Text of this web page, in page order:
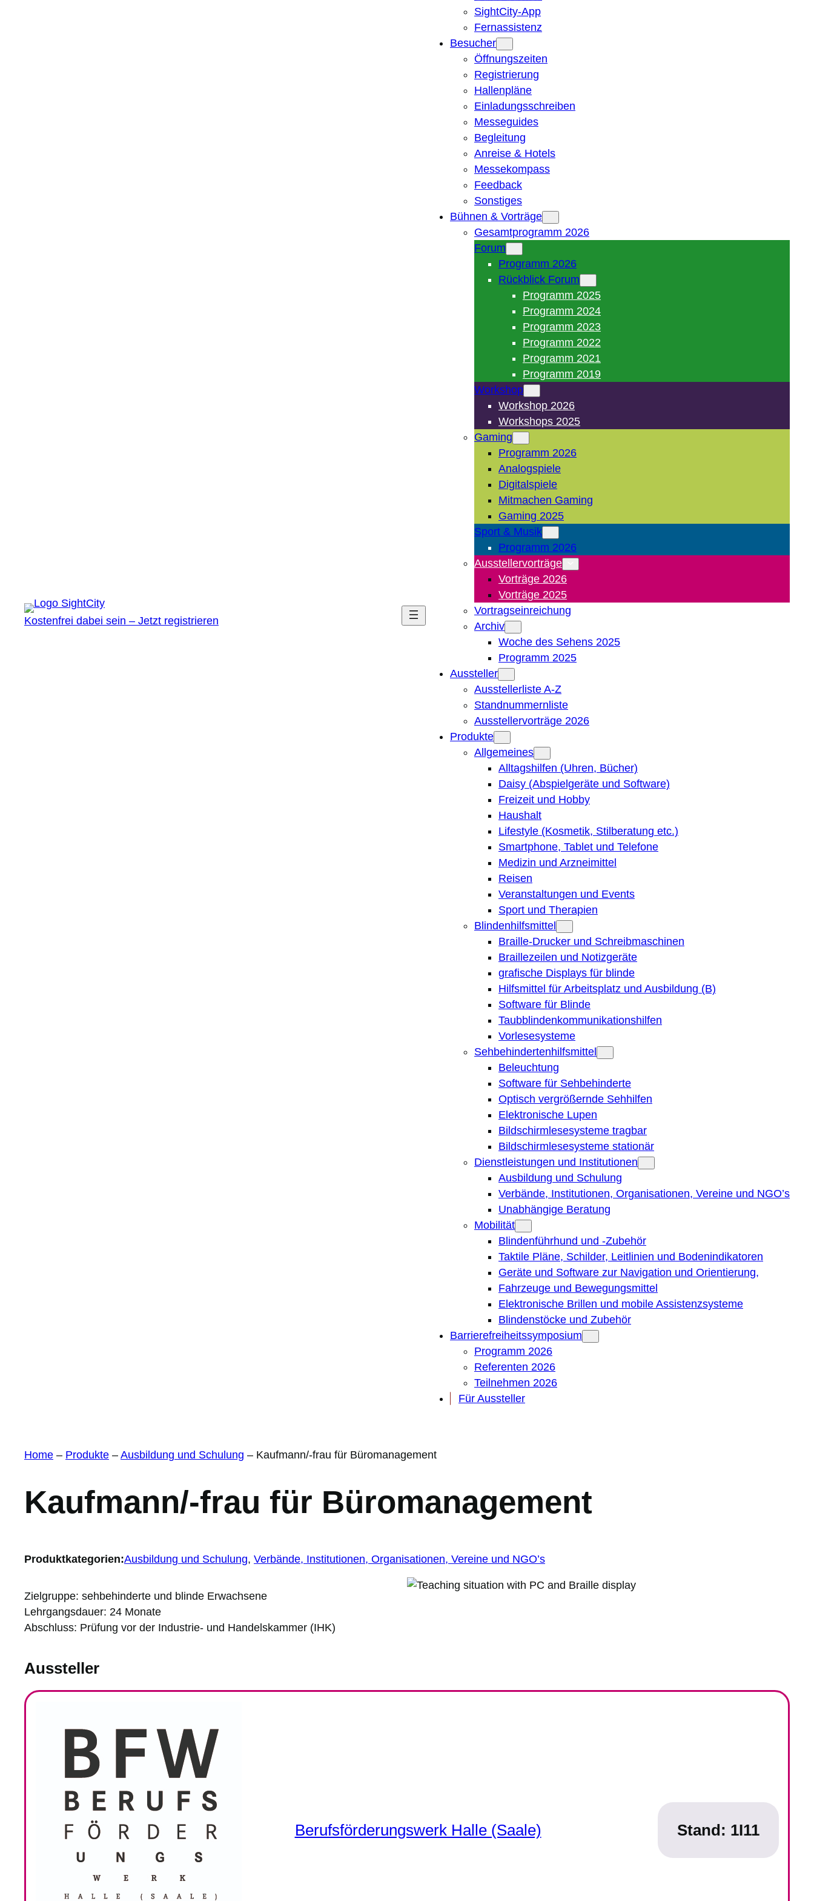
Kostenfrei dabei sein – Jetzt registrieren
SightCity-App
Fernassistenz
Besucher
Öffnungszeiten
Registrierung
Hallenpläne
Einladungsschreiben
Messeguides
Begleitung
Anreise & Hotels
Messekompass
Feedback
Sonstiges
Bühnen & Vorträge
Gesamtprogramm 2026
Forum
Programm 2026
Rückblick Forum
Programm 2025
Programm 2024
Programm 2023
Programm 2022
Programm 2021
Programm 2019
Workshop
Workshop 2026
Workshops 2025
Gaming
Programm 2026
Analogspiele
Digitalspiele
Mitmachen Gaming
Gaming 2025
Sport & Musik
Programm 2026
Ausstellervorträge
Vorträge 2026
Vorträge 2025
Vortragseinreichung
Archiv
Woche des Sehens 2025
Programm 2025
Aussteller
Ausstellerliste A-Z
Standnummernliste
Ausstellervorträge 2026
Produkte
Allgemeines
Alltagshilfen (Uhren, Bücher)
Daisy (Abspielgeräte und Software)
Freizeit und Hobby
Haushalt
Lifestyle (Kosmetik, Stilberatung etc.)
Smartphone, Tablet und Telefone
Medizin und Arzneimittel
Reisen
Veranstaltungen und Events
Sport und Therapien
Blindenhilfsmittel
Braille-Drucker und Schreibmaschinen
Braillezeilen und Notizgeräte
grafische Displays für blinde
Hilfsmittel für Arbeitsplatz und Ausbildung (B)
Software für Blinde
Taubblindenkommunikationshilfen
Vorlesesysteme
Sehbehindertenhilfsmittel
Beleuchtung
Software für Sehbehinderte
Optisch vergrößernde Sehhilfen
Elektronische Lupen
Bildschirmlesesysteme tragbar
Bildschirmlesesysteme stationär
Dienstleistungen und Institutionen
Ausbildung und Schulung
Verbände, Institutionen, Organisationen, Vereine und NGO’s
Unabhängige Beratung
Mobilität
Blindenführhund und -Zubehör
Taktile Pläne, Schilder, Leitlinien und Bodenindikatoren
Geräte und Software zur Navigation und Orientierung,
Fahrzeuge und Bewegungsmittel
Elektronische Brillen und mobile Assistenzsysteme
Blindenstöcke und Zubehör
Barrierefreiheitssymposium
Programm 2026
Referenten 2026
Teilnehmen 2026
Für Aussteller
Home – Produkte – Ausbildung und Schulung – Kaufmann/-frau für Büromanagement
Kaufmann/-frau für Büromanagement
Produktkategorien:Ausbildung und Schulung, Verbände, Institutionen, Organisationen, Vereine und NGO’s
Zielgruppe: sehbehinderte und blinde Erwachsene
Lehrgangsdauer: 24 Monate
Abschluss: Prüfung vor der Industrie- und Handelskammer (IHK)
Aussteller
Berufsförderungswerk Halle (Saale) Stand: 1I11